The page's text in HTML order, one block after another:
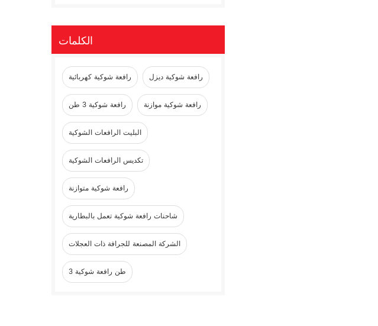
الكلمات
رافعة شوكية كهربائية رافعة شوكية ديزل
رافعة شوكية 3 طن رافعة شوكية موازنة
البليت الرافعات الشوكية
تكديس الرافعات الشوكية
رافعة شوكية متوازنة
شاحنات رافعة شوكية تعمل بالبطارية
الشركة المصنعة للجرافة ذات العجلات
3 طن رافعة شوكية